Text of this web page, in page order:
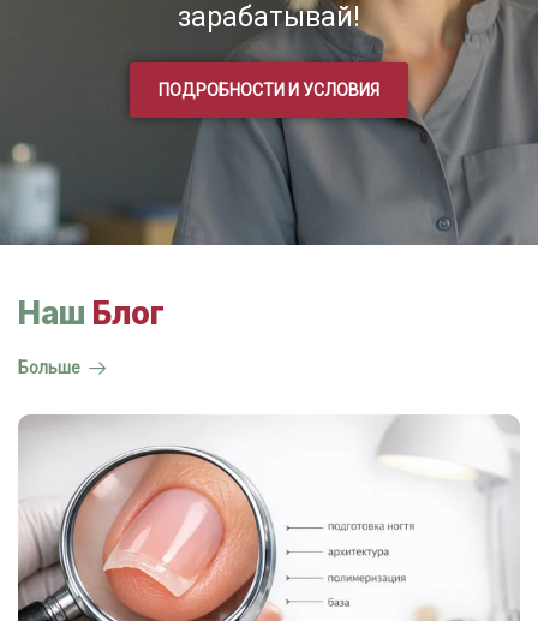
зарабатывай!
ПОДРОБНОСТИ И УСЛОВИЯ
Наш Блог
Больше